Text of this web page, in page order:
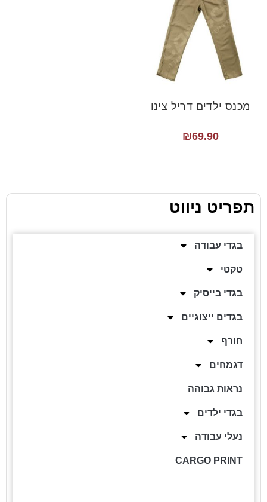
תפריט ניווט
בגדי עבודה
טקטי
בגדי בייסיק
בגדים ייצוגיים
חורף
דגמחים
נראות גבוהה
בגדי ילדים
נעלי עבודה
CARGO PRINT
מכנס ילדים דריל צינו
₪69.90